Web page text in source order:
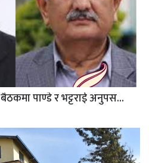
नेपाल पक्षको केन्द्रीय कमिटी बैठकमा पाण्डे र भट्टराई अनुपस...